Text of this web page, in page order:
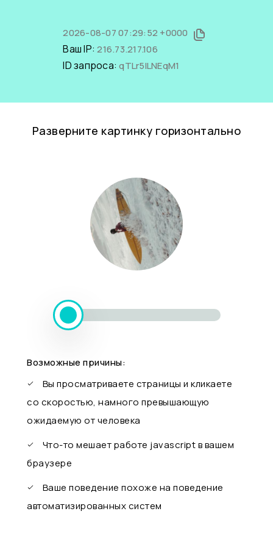
2026-08-07 07:29:52 +0000
Ваш IP:216.73.217.106
ID запроса:qTLr5ILNEqM1
Разверните картинку горизонтально
Возможные причины:
Вы просматриваете страницы и кликаете
со скоростью, намного превышающую
ожидаемую от человека
Что-то мешает работе javascript в вашем
браузере
Ваше поведение похоже на поведение
автоматизированных систем